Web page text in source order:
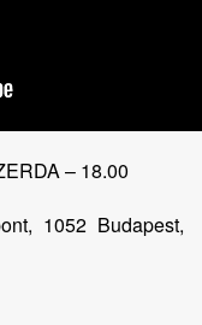
– 18.00
1052 Budapest,